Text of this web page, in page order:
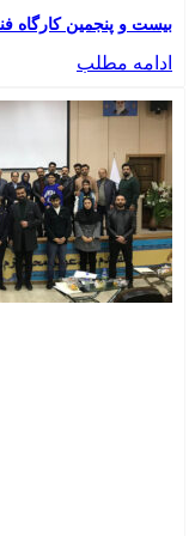
بیست و پنجمین کارگاه
ادامه مطلب